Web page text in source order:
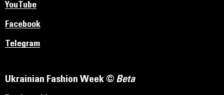
Ukrainian Fashion Week © Beta
YouTube
Facebook
Telegram